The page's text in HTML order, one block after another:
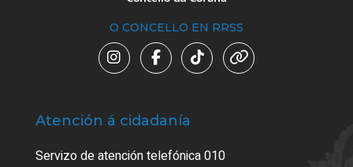
O CONCELLO EN RRSS
Atención á cidadanía
Servizo de atención telefónica 010